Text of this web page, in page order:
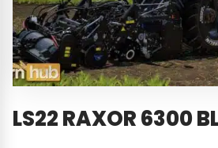
LS22 RAXOR 6300